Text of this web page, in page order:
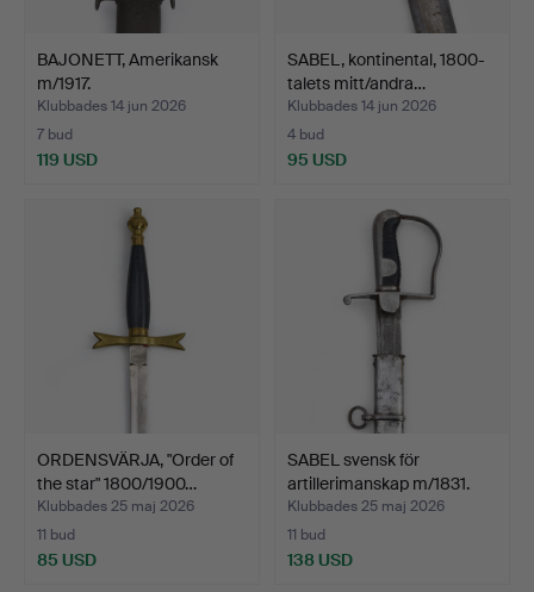
BAJONETT, Amerikansk
m/1917.
Klubbades 14 jun 2026
7 bud
119 USD
SABEL, kontinental, 1800-
talets mitt/andra…
Klubbades 14 jun 2026
4 bud
95 USD
ORDENSVÄRJA, "Order of
the star" 1800/1900…
Klubbades 25 maj 2026
11 bud
85 USD
SABEL svensk för
artillerimanskap m/1831.
Klubbades 25 maj 2026
11 bud
138 USD